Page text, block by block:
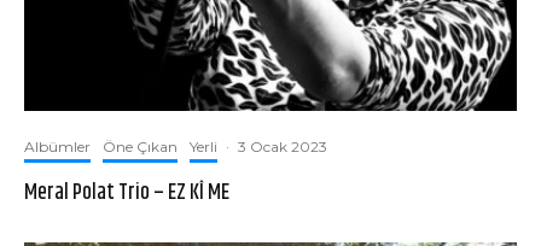
Albümler Öne Çıkan Yerli · 3 Ocak 2023
Meral Polat Trio – EZ KÎ ME